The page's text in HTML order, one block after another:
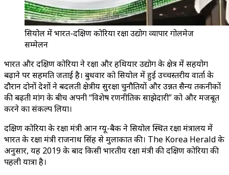
सियोल में भारत-दक्षिण कोरिया रक्षा उद्योग व्यापार गोलमेज
सम्मेलन
भारत और दक्षिण कोरिया ने रक्षा और हथियार उद्योग के क्षेत्र में सहयोग
बढ़ाने पर सहमति जताई है। बुधवार को सियोल में हुई उच्चस्तरीय वार्ता के
दौरान दोनों देशों ने बदलती क्षेत्रीय सुरक्षा चुनौतियों और उन्नत सैन्य तकनीकों
की बढ़ती मांग के बीच अपनी “विशेष रणनीतिक साझेदारी” को और मजबूत
करने का संकल्प लिया।
दक्षिण कोरिया के रक्षा मंत्री आन ग्यू-बैक ने सियोल स्थित रक्षा मंत्रालय में
भारत के रक्षा मंत्री राजनाथ सिंह से मुलाकात की। The Korea Herald के
अनुसार, यह 2019 के बाद किसी भारतीय रक्षा मंत्री की दक्षिण कोरिया की
पहली यात्रा है।